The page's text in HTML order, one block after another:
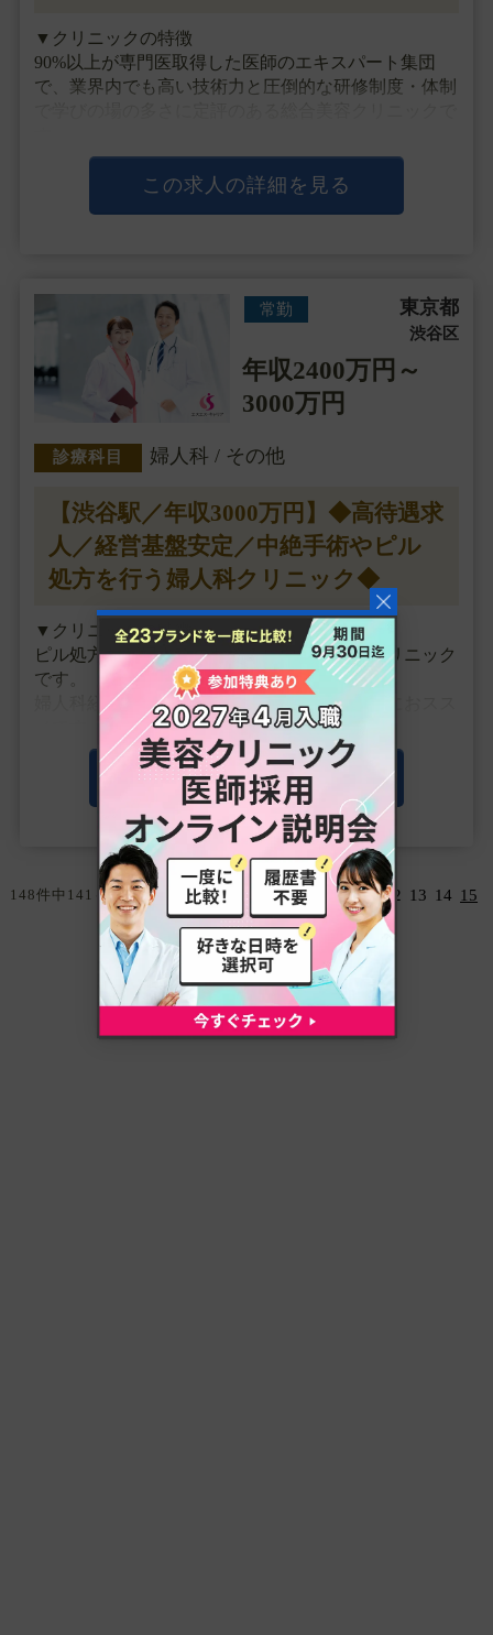
▼クリニックの特徴
90%以上が専門医取得した医師のエキスパート集団
で、業界内でも高い技術力と圧倒的な研修制度・体制
全うに美容医療を患者様へ提供できるよう、医師の技
術向上のため国内に留まらず海外にも目を向けた多く
の教育機会やコンテンツが豊富です。
この求人の詳細を見る
常勤 東京都
渋谷区
年収2400万円～
3000万円
診療科目 婦人科 / その他
【渋谷駅／年収3000万円】◆高待遇求
人／経営基盤安定／中絶手術やピル
処方を行う婦人科クリニック◆
▼クリニックの特徴
ピル処方など婦人科のお悩みに向き合ったクリニック
です。
婦人科経験を活かしてゆったり勤務したい方におスス
▼主な施術
ピル処方、堕胎手術、性病検査、婦人科健診
▼研修制度
院内マニュアル完備
▼福利厚生
各種保険完備
交通費支給・・・
この求人の詳細を見る
148件中141～148件目を表示中 前のページ 11 12 13 14 15